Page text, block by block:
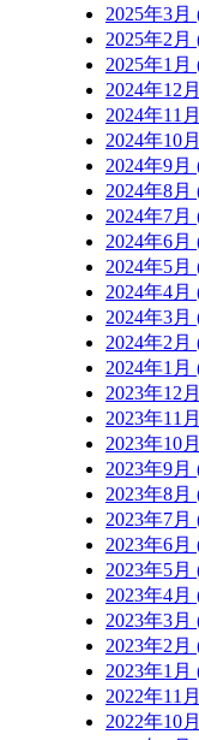
2025年3月
2025年2月
2025年1月
2024年12
2024年11
2024年10
2024年9月
2024年8月
2024年7月
2024年6月
2024年5月
2024年4月
2024年3月
2024年2月
2024年1月
2023年12
2023年11
2023年10
2023年9月
2023年8月
2023年7月
2023年6月
2023年5月
2023年4月
2023年3月
2023年2月
2023年1月
2022年11
2022年10